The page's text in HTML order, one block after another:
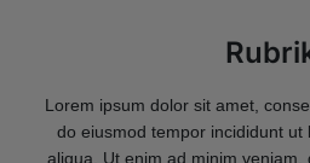
Lorem ipsum dolor sit amet,
do eiusmod tempor incididunt ut
aliqua. Ut enim ad minim veniam,